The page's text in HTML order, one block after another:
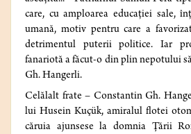
care, cu amploarea educației sale,
umană, motiv pentru care a
detrimentul puterii politice. Iar
fanariotă a făcut-o din plin nepotului
Gh. Hangerli.
Celălalt frate – Constantin Gh.
lui Husein Kuçük, amiralul flotei
căruia ajunsese la domnia Țării